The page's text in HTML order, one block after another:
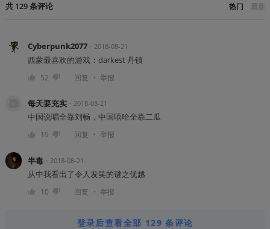
共 129条评论 热门 最新
Cyberpunk2077・ 2018-08-21
西蒙最喜欢的游戏：darkest 丹镇
52 回复 ・ 举报
每天要充实・ 2018-08-21
中国说唱全靠刘畅，中国嘻哈全靠二瓜
19 回复 ・ 举报
半毒・ 2018-08-21
从中我看出了令人发笑的谜之优越
10 回复 ・ 举报
登录后查看全部 129 条评论